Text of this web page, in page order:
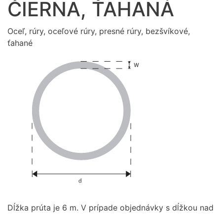
ČIERNA, ŤAHANÁ
Oceľ, rúry, oceľové rúry, presné rúry, bezšvíkové,
ťahané
Dĺžka prúta je 6 m. V prípade objednávky s dĺžkou nad